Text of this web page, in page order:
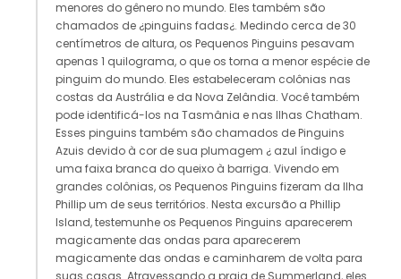
menores do gênero no mundo. Eles também são
chamados de ¿pinguins fadas¿. Medindo cerca de 30
centímetros de altura, os Pequenos Pinguins pesavam
apenas 1 quilograma, o que os torna a menor espécie de
pinguim do mundo. Eles estabeleceram colônias nas
costas da Austrália e da Nova Zelândia. Você também
pode identificá-los na Tasmânia e nas Ilhas Chatham.
Esses pinguins também são chamados de Pinguins
Azuis devido à cor de sua plumagem ¿ azul índigo e
uma faixa branca do queixo à barriga. Vivendo em
grandes colônias, os Pequenos Pinguins fizeram da Ilha
Phillip um de seus territórios. Nesta excursão a Phillip
Island, testemunhe os Pequenos Pinguins aparecerem
magicamente das ondas para aparecerem
magicamente das ondas e caminharem de volta para